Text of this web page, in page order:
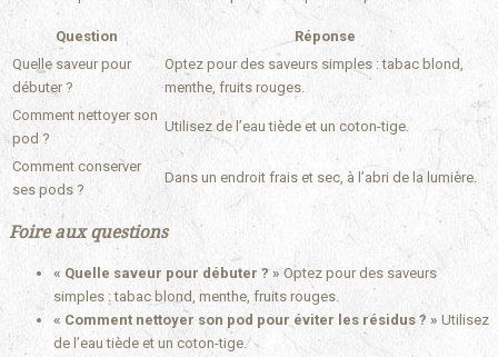
Question
Réponse
Quelle saveur pour
débuter ?
Optez pour des saveurs simples : tabac blond,
menthe, fruits rouges.
Comment nettoyer son
pod ?
Utilisez de l’eau tiède et un coton-tige.
Comment conserver
ses pods ?
Dans un endroit frais et sec, à l’abri de la lumière.
Foire aux questions
« Quelle saveur pour débuter ? »Optez pour des saveurs
simples : tabac blond, menthe, fruits rouges.
« Comment nettoyer son pod pour éviter les résidus ? » Utilisez
de l’eau tiède et un coton-tige.